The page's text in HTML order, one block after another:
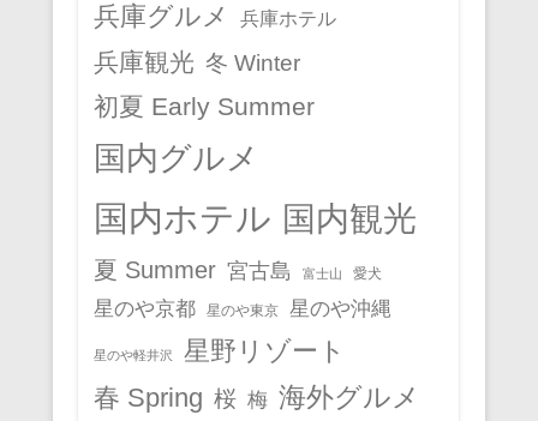
兵庫グルメ 兵庫ホテル
兵庫観光 冬 Winter
初夏 Early Summer
国内グルメ
国内ホテル 国内観光
夏 Summer 宮古島 富士山 愛犬
星のや京都 星のや東京 星のや沖縄
星のや軽井沢
星野リゾート
春 Spring 桜 梅 海外グルメ